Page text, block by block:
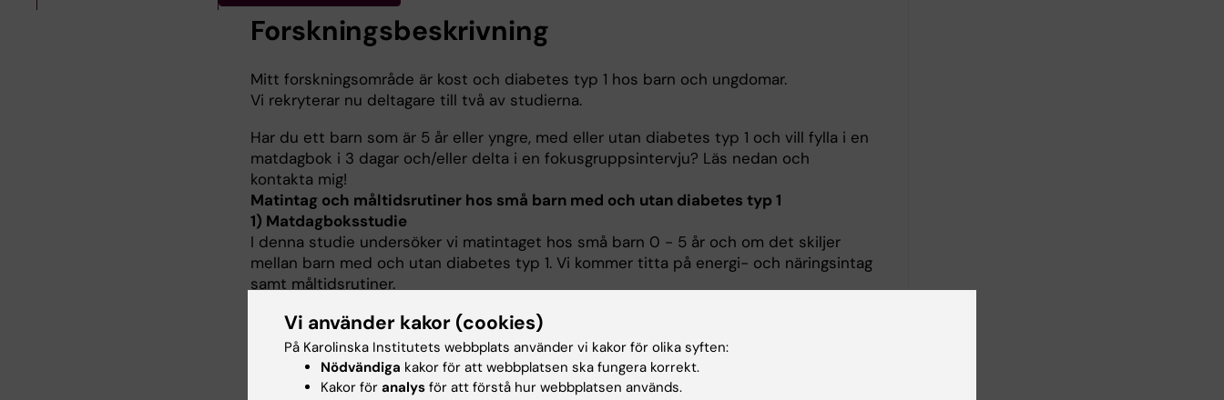
Forskningsbeskrivning
Mitt forskningsområde är kost och diabetes typ 1 hos barn och ungdomar.
Vi rekryterar nu deltagare till två av studierna.
Har du ett barn som är 5 år eller yngre, med eller utan diabetes typ 1 och vill fylla i en
matdagbok i 3 dagar och/eller delta i en fokusgruppsintervju? Läs nedan och
kontakta mig!
Matintag och måltidsrutiner hos små barn med och utan diabetes typ 1
1) Matdagboksstudie
I denna studie undersöker vi matintaget hos små barn 0 - 5 år och om det skiljer
mellan barn med och utan diabetes typ 1. Vi kommer titta på energi- och näringsintag
samt måltidsrutiner.
dygn (tor, fre, lör). Registreringen sker digitalt via en
hemsida som nås via dator, smartphone eller surfplatta. Barnet ska äta precis som
vanligt under dagarna som kostintaget registreras. Hos de barn som har diabetes typ 1,
kommer vi även att använda nedladdade data från insulinpump och CGM.
Vi använder kakor (cookies)
På Karolinska Institutets webbplats använder vi kakor för olika syften:
Nödvändiga kakor för att webbplatsen ska fungera korrekt.
Kakor för analys för att förstå hur webbplatsen används.